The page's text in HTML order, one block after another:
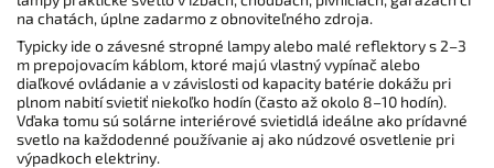
na chatách, úplne zadarmo z obnoviteľného zdroja.
Typicky ide o závesné stropné lampy alebo malé reflektory s 2–3
m prepojovacím káblom, ktoré majú vlastný vypínač alebo
diaľkové ovládanie a v závislosti od kapacity batérie dokážu pri
plnom nabití svietiť niekoľko hodín (často až okolo 8–10 hodín).
Vďaka tomu sú solárne interiérové svietidlá ideálne ako prídavné
svetlo na každodenné používanie aj ako núdzové osvetlenie pri
výpadkoch elektriny.